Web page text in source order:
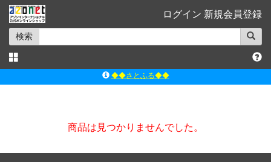
ログイン 新規会員登録
検索
◆◆さとふる◆◆
ｱｿﾞﾝｵﾝﾗｲﾝｼｮｯﾌﾟX
商品は見つかりませんでした。